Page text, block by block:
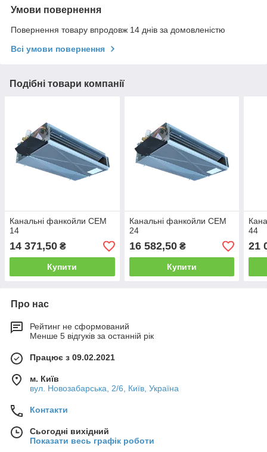
Умови повернення
Повернення товару впродовж 14 днів за домовленістю
Всі умови повернення
Подібні товари компанії
Канальні фанкойли CEM
14
14 371,50 ₴
Купити
Канальні фанкойли CEM
24
16 582,50₴
Купити
44
21
Про нас
Рейтинг не сформований
Менше 5 відгуків за останній рік
Працює з 09.02.2021
м. Київ
вул. Новозабарська, 2/6, Київ, Україна
Контакти
Сьогодні вихідний
Показати весь графік роботи